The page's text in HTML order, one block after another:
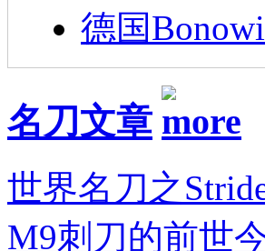
德国
名刀文章
世界名刀之
M9刺刀的前世